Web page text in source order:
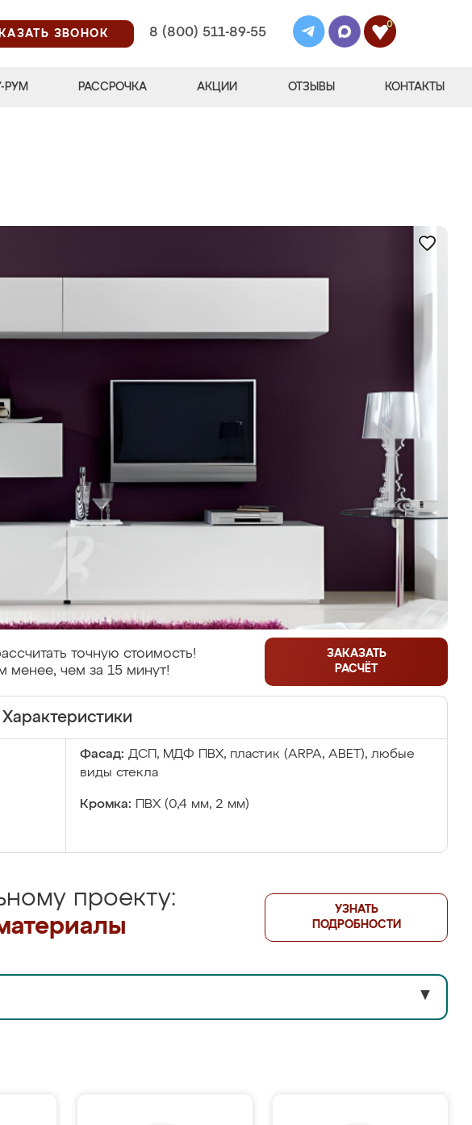
ЗВОНОК
8 (800) 511-89-55
0
РУМ РАССРОЧКА АКЦИИ ОТЗЫВЫ КОНТАКТЫ
точную стоимость!
менее, чем за 15 минут!
ЗАКАЗАТЬ
РАСЧЁТ
Характеристики
Фасад: ДСП, МДФ ПВХ, пластик (ARPA, ABET), любые
виды стекла
Кромка: ПВХ (0,4 мм, 2 мм)
проекту:
УЗНАТЬ
ПОДРОБНОСТИ
▼